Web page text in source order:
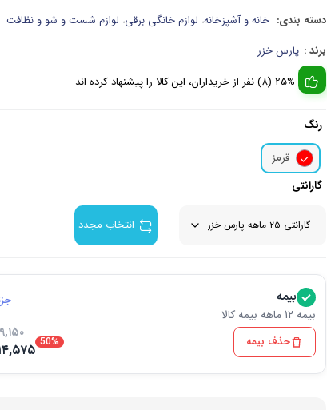
تستر نان
زودپز
وافل ساز
لوازم
دسته بندی: خانه و آشپزخانه، لوازم خانگی برقی، لوازم شست و شو و نظافت
برند : پارس خزر
25% (8) نفر از خریداران، این کالا را پیشنهاد کرده اند
رنگ
قرمز
گارانتی
انتخاب مجدد
بیمه
بیمه 12 ماهه بیمه کالا
حذف بیمه 50%